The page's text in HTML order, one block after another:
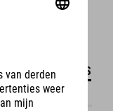
DETAILS